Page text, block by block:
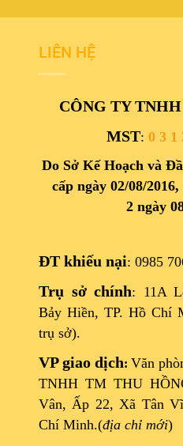
LIÊN HỆ
CÔNG TY
MST: 0 3 1
Do Sở Kế Hoạch và
cấp ngày 02/08/
2 ngày
ĐT khiếu nại: 0985
Trụ sở chính: 11A
Bảy Hiền, TP. Hồ Chí
trụ sở).
VP giao dịch:Văn
TNHH TM THU
Vân, Ấp 22, Xã Tân
Chí Minh.(địa chỉ mới)